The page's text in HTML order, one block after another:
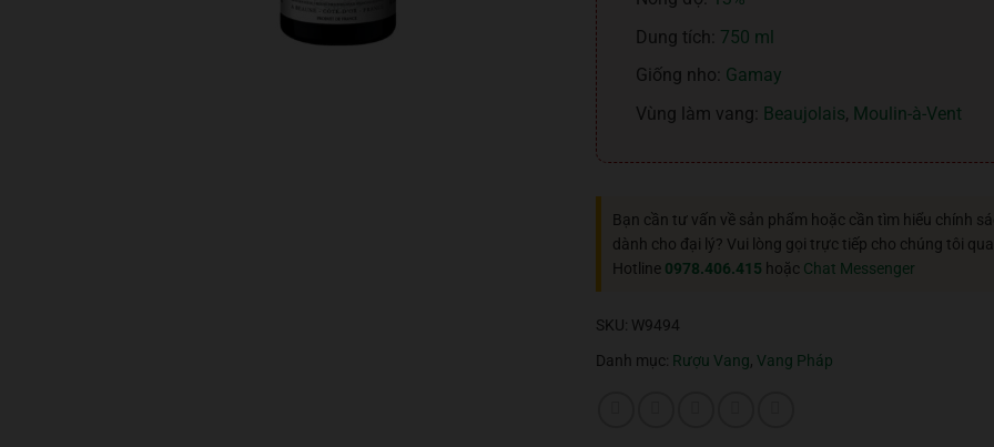
Dung tích: 750 ml
Giống nho: Gamay
Vùng làm vang: Beaujolais, Moulin-à-Vent
Bạn cần tư vấn về sản phẩm hoặc cần tìm hiểu chính
dành cho đại lý? Vui lòng gọi trực tiếp cho chúng tôi qua
Hotline 0978.406.415 hoặc Chat Messenger
SKU: W9494
Danh mục: Rượu Vang, Vang Pháp